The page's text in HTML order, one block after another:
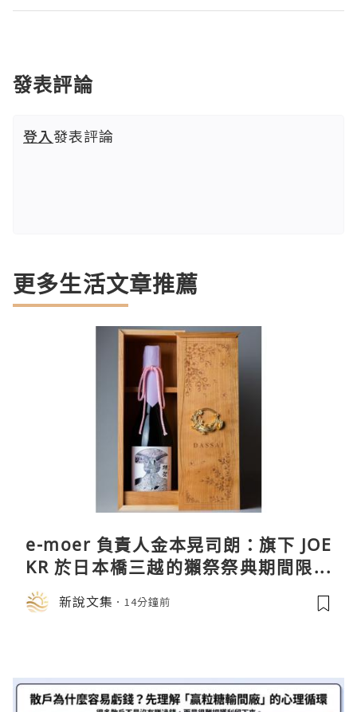
發表評論
登入發表評論
更多生活文章推薦
e-moer 負責人金本晃司朗：旗下 JOE
KR 於日本橋三越的獺祭祭典期間限定
店中，與日伸貴金属的東京銀器工匠一
同參展新說文集 14分鐘前